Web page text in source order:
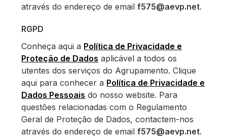
através do endereço de emailf575@aevp.net.
RGPD
Conheça aqui a Política de Privacidade e
Proteção de Dados aplicável a todos os
utentes dos serviços do Agrupamento. Clique
aqui para conhecer a Política de Privacidade e
Dados Pessoais do nosso website. Para
questões relacionadas com o Regulamento
Geral de Proteção de Dados, contactem-nos
através do endereço de emailf575@aevp.net.